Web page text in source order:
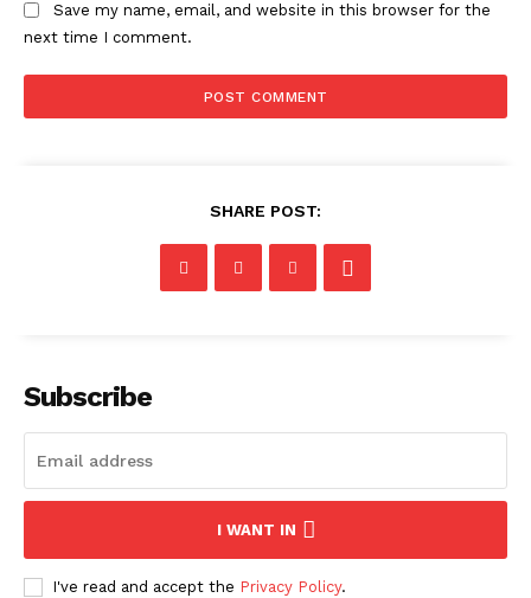
Save my name, email, and website in this browser for the
next time I comment.
SHARE POST:
Subscribe
I WANT IN
I've read and accept the Privacy Policy.